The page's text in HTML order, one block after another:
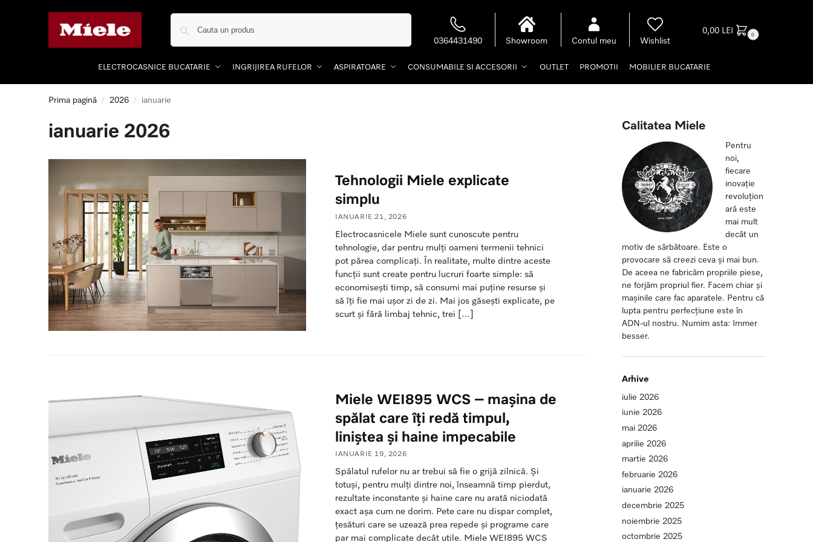
0364431490 Showroom Contul meu Wishlist
0,00 LEI 0
ELECTROCASNICE BUCATARIE INGRIJIREA RUFELOR ASPIRATOARE CONSUMABILE SI ACCESORII OUTLET PROMOTII MOBILIER BUCATARIE
Prima pagină / 2026 / ianuarie
ianuarie 2026
Tehnologii Miele explicate
simplu
IANUARIE 21, 2026
Electrocasnicele Miele sunt cunoscute pentru
tehnologie, dar pentru mulți oameni termenii tehnici
pot părea complicați. În realitate, multe dintre aceste
funcții sunt create pentru lucruri foarte simple: să
economisești timp, să consumi mai puține resurse și
să îți fie mai ușor zi de zi. Mai jos găsești explicate, pe
scurt și fără limbaj tehnic, trei […]
Miele WEI895 WCS – mașina de
spălat care îți redă timpul,
liniștea și haine impecabile
IANUARIE 19, 2026
Spălatul rufelor nu ar trebui să fie o grijă zilnică. Și
totuși, pentru mulți dintre noi, înseamnă timp pierdut,
rezultate inconstante și haine care nu arată niciodată
exact așa cum ne dorim. Pete care nu dispar complet,
țesături care se uzează prea repede și programe care
par mai complicate decât utile. Miele WEI895 WCS
Calitatea Miele
Pentru
noi,
fiecare
inovație
revoluțion
ară este
mai mult
decât un
motiv de sărbătoare. Este o
provocare să creezi ceva și mai bun.
De aceea ne fabricăm propriile piese,
ne forjăm propriul fier. Facem chiar și
mașinile care fac aparatele. Pentru că
lupta pentru perfecțiune este în
ADN-ul nostru. Numim asta: Immer
besser.
Arhive
iulie 2026
iunie 2026
mai 2026
aprilie 2026
martie 2026
februarie 2026
ianuarie 2026
decembrie 2025
noiembrie 2025
octombrie 2025